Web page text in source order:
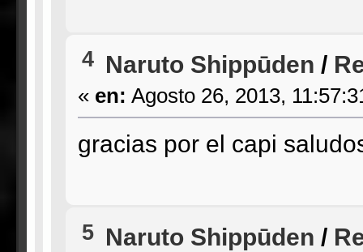
4 Naruto Shippūden /
« en: Agosto 26, 2013,
gracias por el capi
5 Naruto Shippūden /